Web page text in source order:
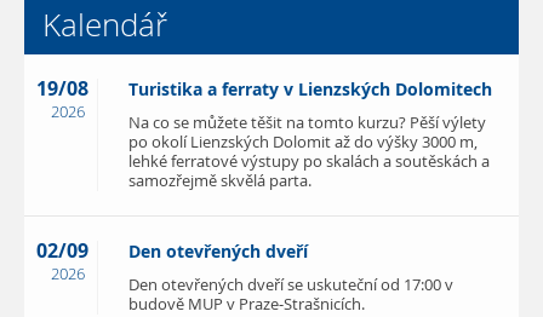
Kalendář
19/08
2026
Turistika a ferraty v Lienzských Dolomitech
Na co se můžete těšit na tomto kurzu? Pěší výlety
po okolí Lienzských Dolomit až do výšky 3000 m,
lehké ferratové výstupy po skalách a soutěskách a
samozřejmě skvělá parta.
02/09
2026
Den otevřených dveří
Den otevřených dveří se uskuteční od 17:00 v
budově MUP v Praze-Strašnicích.